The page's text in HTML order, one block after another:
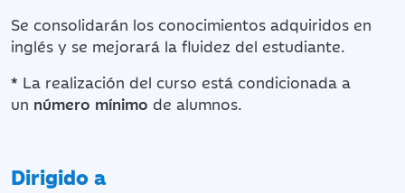
Se consolidarán los conocimientos adquiridos en
inglés y se mejorará la fluidez del estudiante.
* La realización del curso está condicionada a
un número mínimo de alumnos.
Dirigido a